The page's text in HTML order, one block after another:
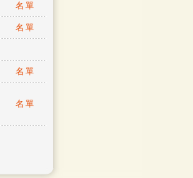
名單
名單
名單
名單